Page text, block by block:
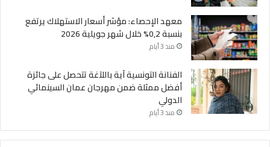
معهد الإحصاء: مؤشر أسعار الاستهلاك يرتفع
بنسبة 0,2% خلال شهر جويلية 2026
منذ 3 أيام
الفنانة التونسية آية باللآغة تتحصل على جائزة
أفضل ممثلة ضمن مهرجان عمان السينمائي
الدولي
منذ 3 أيام